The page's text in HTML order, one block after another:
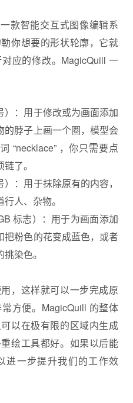
款智能交互式图像编辑系
你想要的形状轮廓，它就
应的修改。MagicQuill 一
）：用于修改或为画面添加
的脖子上画一个圈，模型会
“necklace” ，你只需要点
了。
：用于抹除原有的内容，
人、杂物。
标志）：用于为画面添加
把粉色的花变成蓝色，或者
染色。
，这样就可以一步完成原
方便。MagicQuill 的整体
以在极有限的区域内生成
绘工具都好。如果以后能
进一步提升我们的工作效